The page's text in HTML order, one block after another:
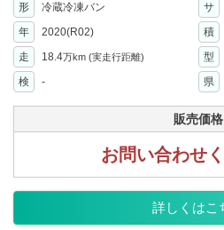
形 冷蔵冷凍バン サ
年
2020(R02) 積
走 18.4万km (実走行距離) 型
検
- 県
販売価格
お問い合わせく
詳しくはこ